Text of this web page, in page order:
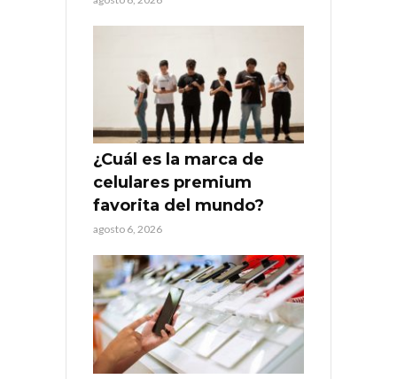
¿Cuál es la marca de
celulares premium
favorita del mundo?
agosto 6, 2026